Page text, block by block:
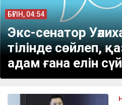
БҮГІН, 04:54
Экс-сенатор
тілінде сөйлеп,
адам ғана елін